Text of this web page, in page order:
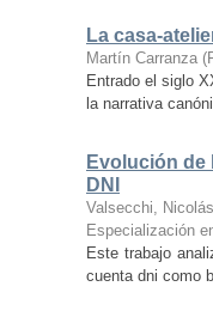
La casa-
Martín Carranza (
Entrado el siglo
la narrativa
Evolución de
DNI
Valsecchi, Nicolás
Especialización
Este trabajo
cuenta dni como